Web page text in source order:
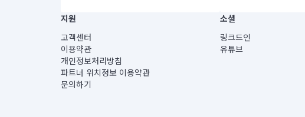
지원
고객센터
이용약관
개인정보처리방침
파트너 위치정보 이용약관
문의하기
소셜
링크드인
유튜브